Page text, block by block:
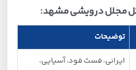
مجلل درویشی مشهد:
توضیحات
ایرانی، فست فود، آسیایی،